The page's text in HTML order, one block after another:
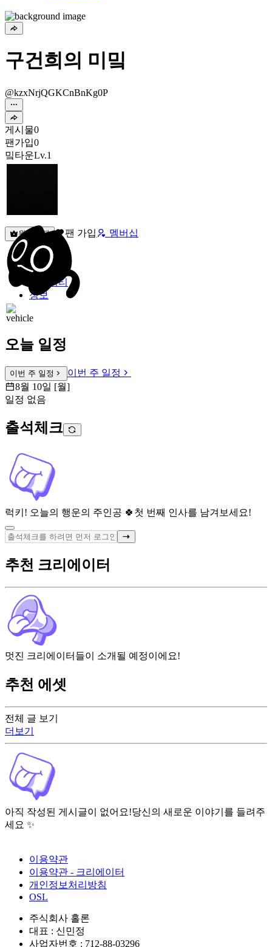
구건희의 미밐
@kzxNrjQGKCnBnKg0P
게시물0
팬가입0
밐타운Lv.1
원픽선택 팬 가입 멤버십
밐타운
피드
커뮤니티
정보
오늘 일정
이번 주 일정
이번 주 일정
8월 10일 [월]
일정 없음
출석체크
럭키! 오늘의 행운의 주인공 🍀 첫 번째 인사를 남겨보세요!
전체 글 보기
더보기
아직 작성된 게시글이 없어요!당신의 새로운 이야기를 들려주
세요 ✨
추천 크리에이터
멋진 크리에이터들이 소개될 예정이에요!
추천 에셋
이용약관
이용약관 - 크리에이터
개인정보처리방침
OSL
주식회사 홀론
대표 : 신민정
사업자번호 : 712-88-03296